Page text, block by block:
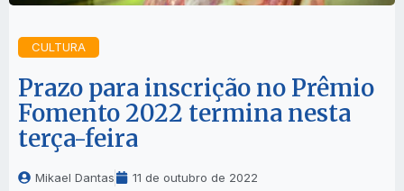
CULTURA
Prazo para inscrição no Prêmio
Fomento 2022 termina nesta
terça-feira
Mikael Dantas 11 de outubro de 2022